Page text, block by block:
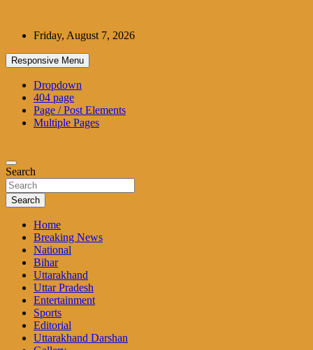
contentFriday, August 7, 2026
Responsive Menu
Dropdown
404 page
Page / Post Elements
Multiple Pages
Search
Search
Home
Breaking News
National
Bihar
Uttarakhand
Uttar Pradesh
Entertainment
Sports
Editorial
Uttarakhand Darshan